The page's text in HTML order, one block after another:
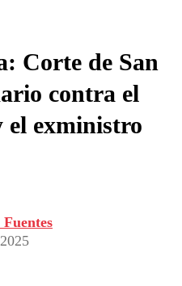
Corte de San
contra el
exministro
Fuentes